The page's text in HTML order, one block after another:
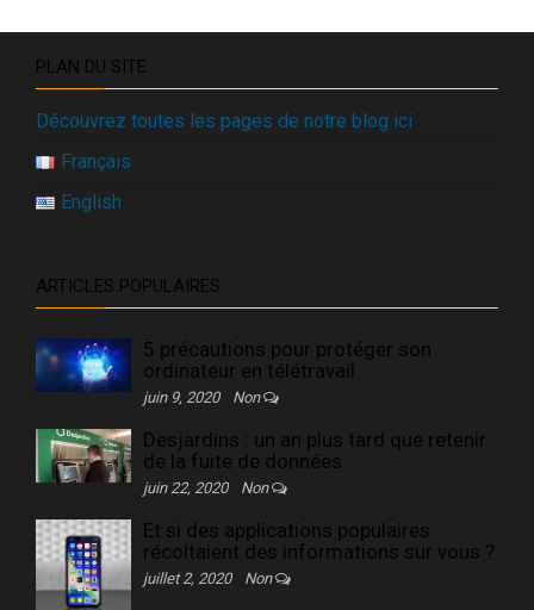
PLAN DU SITE
Découvrez toutes les pages de notre blog ici
Français
English
ARTICLES POPULAIRES
5 précautions pour protéger son
ordinateur en télétravail
juin 9, 2020 Non
Desjardins : un an plus tard que retenir
de la fuite de données
juin 22, 2020 Non
Et si des applications populaires
récoltaient des informations sur vous ?
juillet 2, 2020 Non